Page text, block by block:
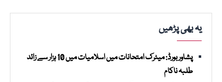
یہ بھی پڑھیں
پشاور بورڈ: میٹرک امتحانات میں اسلامیات میں 10 ہزار سے زائد
طلبہ ناکام